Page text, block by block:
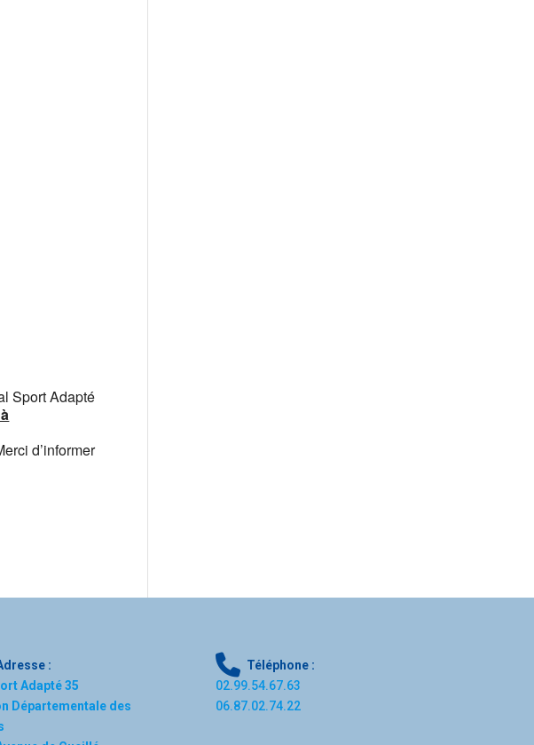
Sport Adapté
d’informer
:
Adapté 35
Départementale des
Téléphone :
02.99.54.67.63
06.87.02.74.22